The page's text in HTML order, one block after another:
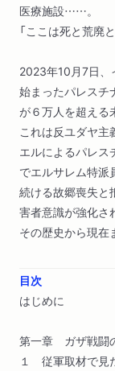
医療施設……。
「ここは死と荒廃
2023年10月7日、
始まったパレスチ
が６万人を超える
これは反ユダヤ主
エルによるパレス
でエルサレム特派
続ける故郷喪失と
害者意識が強化さ
その歴史から現在
目次
はじめに
第一章 ガザ戦闘
１ 従軍取材で見